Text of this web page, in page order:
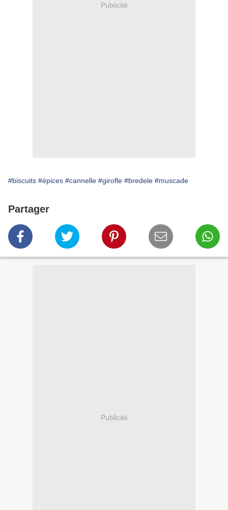
Publicité
#biscuits #épices #cannelle #girofle #bredele #muscade
Partager
Publicité